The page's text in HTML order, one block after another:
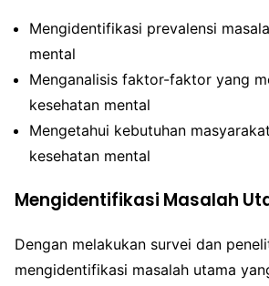
Mengidentifikasi prevalensi
mental
Menganalisis faktor-faktor yang
kesehatan mental
Mengetahui kebutuhan
kesehatan mental
Mengidentifikasi Masalah
Dengan melakukan survei dan
mengidentifikasi masalah utama